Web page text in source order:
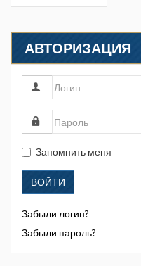
АВТОРИЗАЦИЯ
Запомнить меня
ВОЙТИ
Забыли логин?
Забыли пароль?